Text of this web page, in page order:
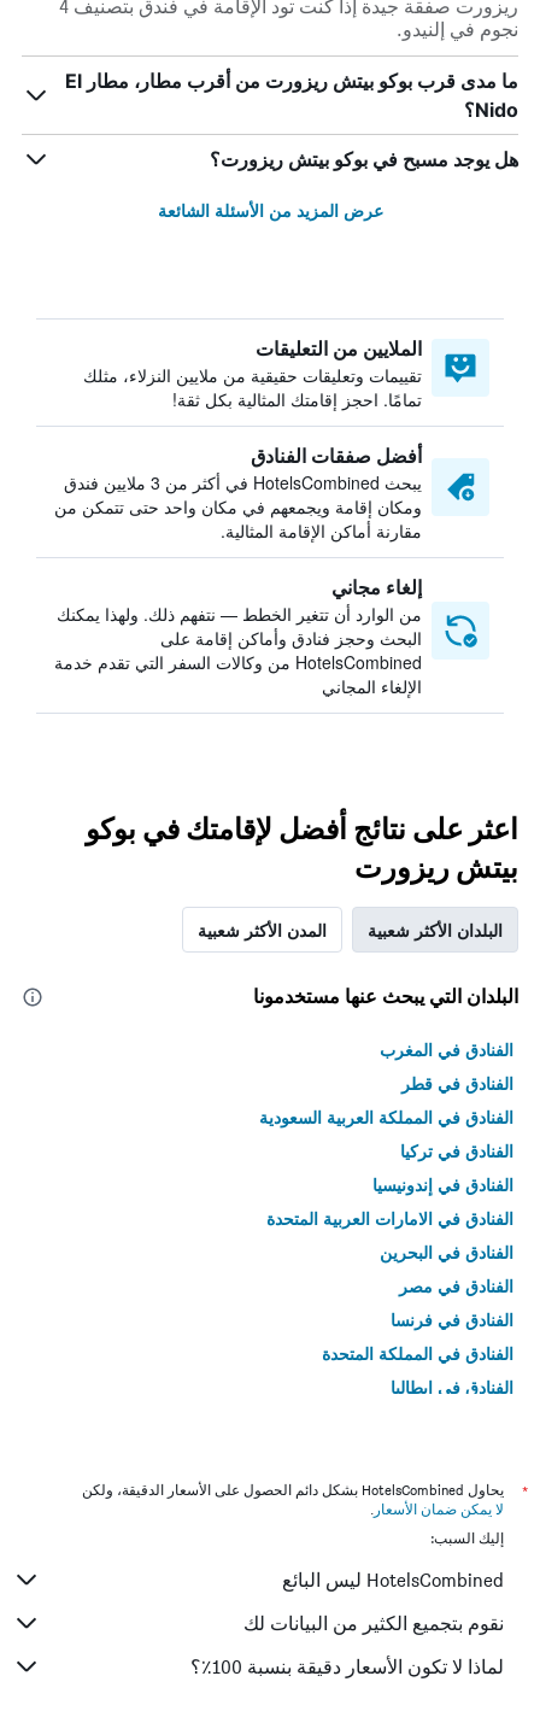
ريزورت صفقة جيدة إذا كنت تود الإقامة في فندق بتصنيف 4
نجوم في إلنيدو.
ما مدى قرب بوكو بيتش ريزورت من أقرب مطار، مطار El
Nido؟
هل يوجد مسبح في بوكو بيتش ريزورت؟
عرض المزيد من الأسئلة الشائعة
الملايين من التعليقات
تقييمات وتعليقات حقيقية من ملايين النزلاء، مثلك
تمامًا. احجز إقامتك المثالية بكل ثقة!
أفضل صفقات الفنادق
يبحث HotelsCombined في أكثر من 3 ملايين فندق
ومكان إقامة ويجمعهم في مكان واحد حتى تتمكن من
مقارنة أماكن الإقامة المثالية.
إلغاء مجاني
من الوارد أن تتغير الخطط — نتفهم ذلك. ولهذا يمكنك
البحث وحجز فنادق وأماكن إقامة على
HotelsCombined من وكالات السفر التي تقدم خدمة
الإلغاء المجاني
اعثر على نتائج أفضل لإقامتك في بوكو
بيتش ريزورت
البلدان الأكثر شعبية المدن الأكثر شعبية
البلدان التي يبحث عنها مستخدمونا
الفنادق في المغرب
الفنادق في قطر
الفنادق في المملكة العربية السعودية
الفنادق في تركيا
الفنادق في إندونيسيا
الفنادق في الامارات العربية المتحدة
الفنادق في البحرين
الفنادق في مصر
الفنادق في فرنسا
الفنادق في المملكة المتحدة
الفنادق في إيطاليا
*
يحاول HotelsCombined بشكل دائم الحصول على الأسعار الدقيقة، ولكن
لا يمكن ضمان الأسعار .
إليك السبب:
HotelsCombined ليس البائع
نقوم بتجميع الكثير من البيانات لك
لماذا لا تكون الأسعار دقيقة بنسبة 100٪؟